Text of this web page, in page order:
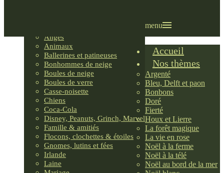
Anges
Animaux
Ballerines et patineuses
Bonhommes de neige
Boules de neige
Boules de verre
Casse-noisette
Chiens
Coca-Cola
Disney, Peanuts, Grinch, Marvel
Famille & amitiés
Flocons, clochettes & étoiles
Gnomes, lutins et fées
Irlande
Laine
menu
Accueil
Nos thèmes
Argenté
Bleu, Delft et paon
Bonbons
Doré
Fierté
Houx et Lierre
La forêt magique
La vie en rose
Noël à la ferme
Noël à la télé
Noël au bord de la mer